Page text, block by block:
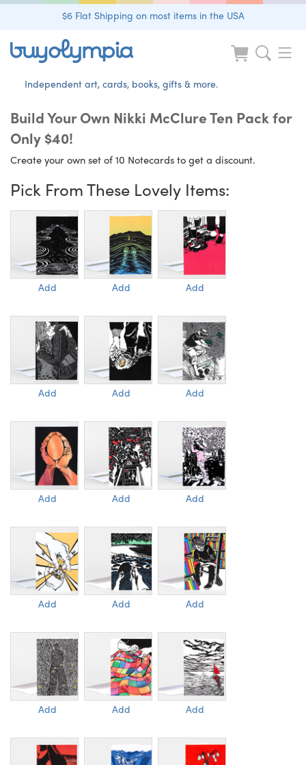
$6 Flat Shipping on most items in the USA
Independent art, cards, books, gifts & more.
Build Your Own Nikki McClure Ten Pack for
Only $40!
Create your own set of 10 Notecards to get a discount.
Pick From These Lovely Items:
Add Add Add
Add Add Add
Add Add Add
Add Add Add
Add Add Add